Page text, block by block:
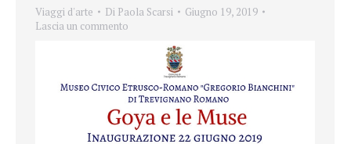
Viaggi d'arte Di Paola Scarsi
Giugno 19, 2019
Lascia un commento